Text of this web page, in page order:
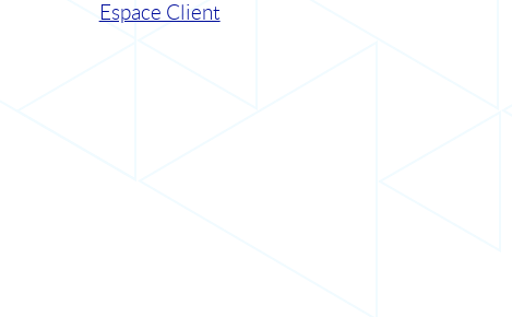
Espace Client